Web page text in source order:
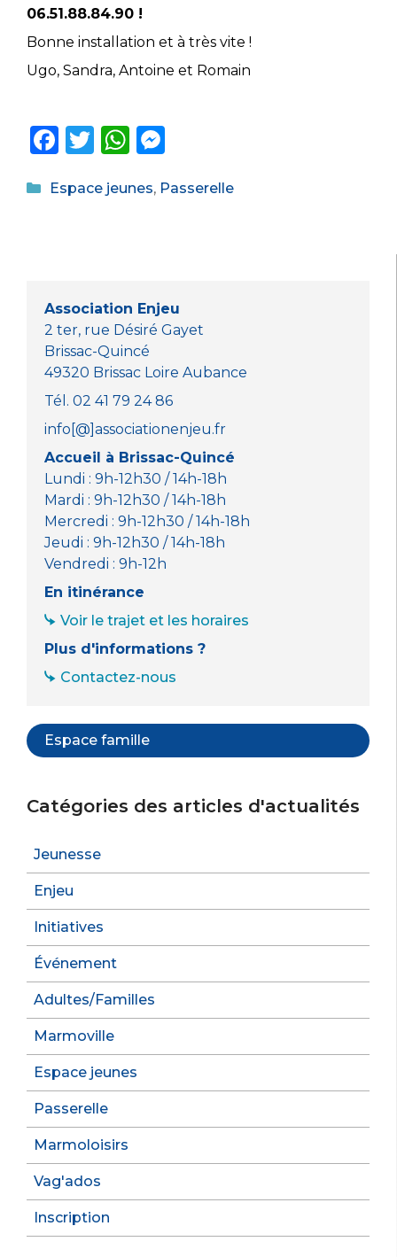
06.51.88.84.90 !
Bonne installation et à très vite !
Ugo, Sandra, Antoine et Romain
F
c
o
k
T
it
W
a
p
ss
er
Catégories
Espace jeunes, Passerelle
Association Enjeu
2 ter, rue Désiré Gayet
Brissac-Quincé
49320 Brissac Loire Aubance
Tél. 02 41 79 24 86
info[@]associationenjeu.fr
Accueil à Brissac-Quincé
Lundi : 9h-12h30 / 14h-18h
Mardi : 9h-12h30 / 14h-18h
Mercredi : 9h-12h30 / 14h-18h
Jeudi : 9h-12h30 / 14h-18h
Vendredi : 9h-12h
En itinérance
Voir le trajet et les horaires
Plus d'informations ?
Contactez-nous
Espace famille
Catégories des articles d'actualités
Jeunesse
Enjeu
Initiatives
Événement
Adultes/Familles
Marmoville
Espace jeunes
Passerelle
Marmoloisirs
Vag'ados
Inscription